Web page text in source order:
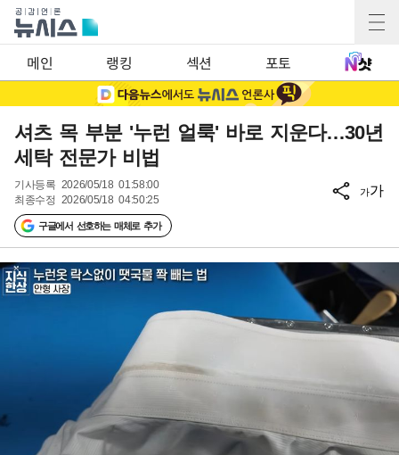
메인 랭킹 섹션 포토
셔츠 목 부분 '누런 얼룩' 바로 지운다…30년
세탁 전문가 비법
기사등록 2026/05/18 01:58:00
최종수정 2026/05/18 04:50:25
구글에서 선호하는 매체로 추가
가가